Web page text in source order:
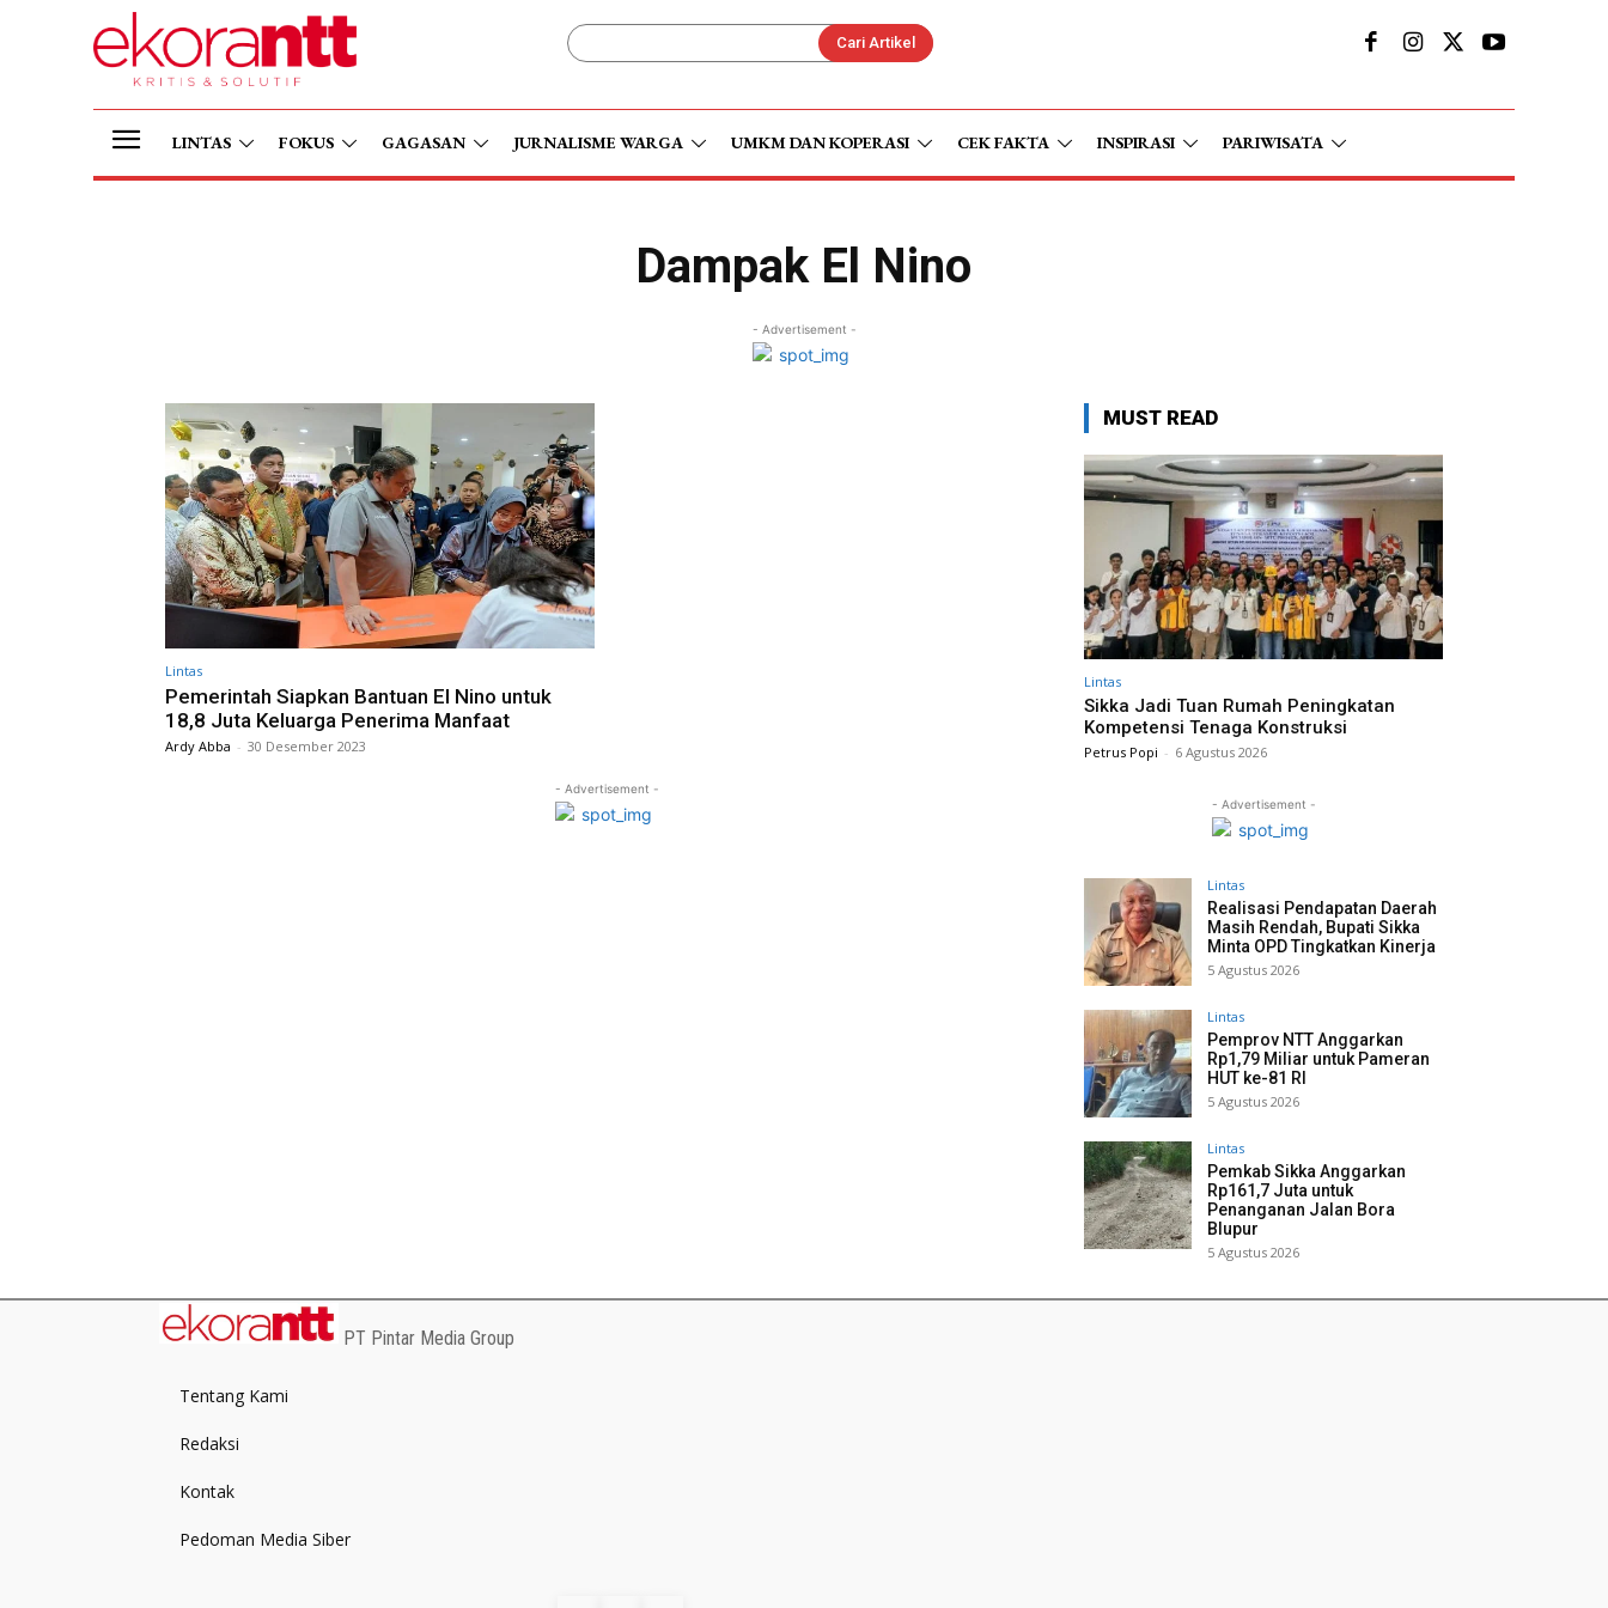
Cari Artikel
LINTAS FOKUS GAGASAN JURNALISME WARGA UMKM DAN KOPERASI CEK FAKTA INSPIRASI PARIWISATA
Dampak El Nino
- Advertisement -
Lintas
Pemerintah Siapkan Bantuan El Nino untuk
18,8 Juta Keluarga Penerima Manfaat
Ardy Abba - 30 Desember 2023
- Advertisement -
MUST READ
Lintas
Sikka Jadi Tuan Rumah Peningkatan
Kompetensi Tenaga Konstruksi
Petrus Popi - 6 Agustus 2026
- Advertisement -
Lintas
Realisasi Pendapatan Daerah
Masih Rendah, Bupati Sikka
Minta OPD Tingkatkan Kinerja
5 Agustus 2026
Lintas
Pemprov NTT Anggarkan
Rp1,79 Miliar untuk Pameran
HUT ke-81 RI
5 Agustus 2026
Lintas
Pemkab Sikka Anggarkan
Rp161,7 Juta untuk
Penanganan Jalan Bora
Blupur
5 Agustus 2026
PT Pintar Media Group
Tentang Kami
Redaksi
Kontak
Pedoman Media Siber